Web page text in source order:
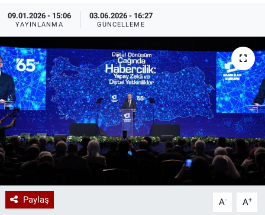
09.01.2026 - 15:06
YAYINLANMA
03.06.2026 - 16:27
GÜNCELLEME
Paylaş A- A+
Kadın
Erişim Bilgileri
Sağlık
Teknoloji
Ramazan